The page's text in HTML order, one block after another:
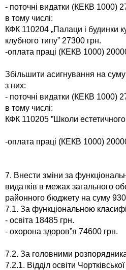
- поточні видатки (КЕКВ 1000)
в тому числі:
КФК 110204 „Палаци і будинки
клубного типу” 27300 грн.
-оплата праці (КЕКВ 1000)
Збільшити асигнування на
з них:
- поточні видатки (КЕКВ 1000)
в тому числі:
КФК 110205 ”Школи
-оплата праці (КЕКВ 1000)
7. Внести зміни за
видатків в межах загального
районного бюджету на суму
7.1. За функціональною
- освіта 18485 грн.
- охорона здоров”я 74600 грн.
7.2. За головними
7.2.1. Відділ освіти